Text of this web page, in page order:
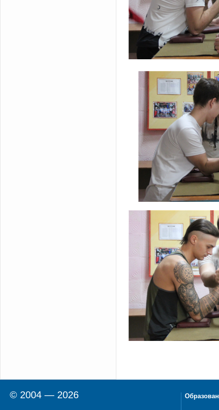
© 2004 — 2026